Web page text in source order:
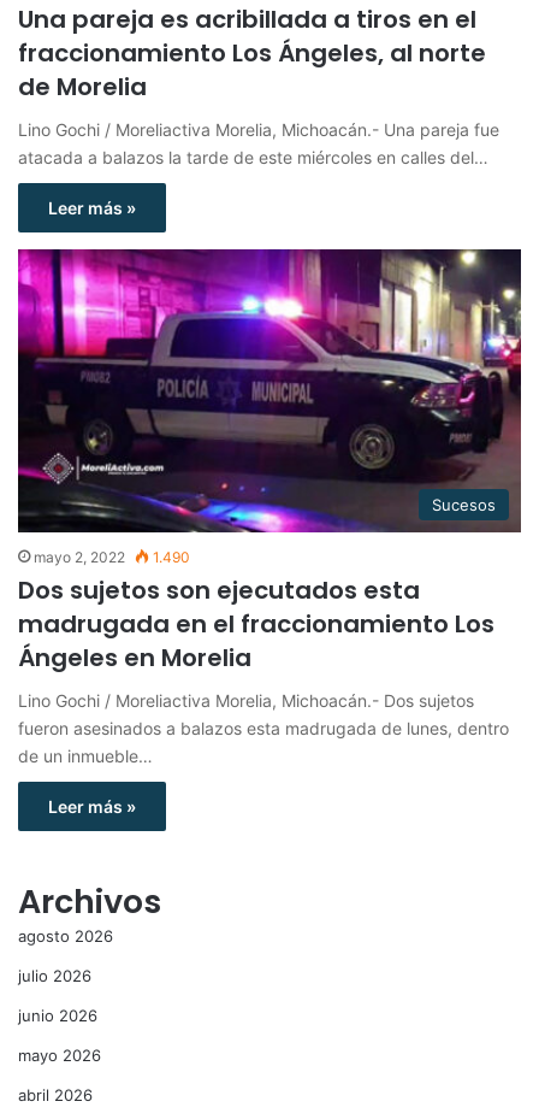
Una pareja es acribillada a tiros en el
fraccionamiento Los Ángeles, al norte
de Morelia
Lino Gochi / Moreliactiva Morelia, Michoacán.- Una pareja fue
atacada a balazos la tarde de este miércoles en calles del…
Leer más »
Sucesos
mayo 2, 2022 1.490
Dos sujetos son ejecutados esta
madrugada en el fraccionamiento Los
Ángeles en Morelia
Lino Gochi / Moreliactiva Morelia, Michoacán.- Dos sujetos
fueron asesinados a balazos esta madrugada de lunes, dentro
de un inmueble…
Leer más »
Archivos
agosto 2026
julio 2026
junio 2026
mayo 2026
abril 2026